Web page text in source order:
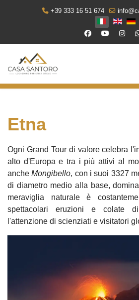
+39 333 16 51 674
Seleziona la
Etna
Ogni Grand Tour di valore celebra
alto d'Europa e tra i più attivi al
ancheMongibello, con i suoi 3327
di diametro medio alla base,
meraviglia naturale è
spettacolari eruzioni e colate
l'attenzione di scienziati e visitatori